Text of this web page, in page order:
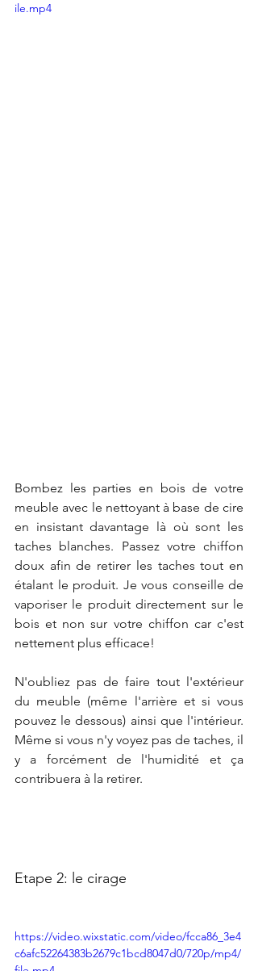
ile.mp4
Bombez les parties en bois de votre
meuble avec le nettoyant à base de cire
en insistant davantage là où sont les
taches blanches. Passez votre chiffon
doux afin de retirer les taches tout en
étalant le produit. Je vous conseille de
vaporiser le produit directement sur le
bois et non sur votre chiffon car c'est
nettement plus efficace!
N'oubliez pas de faire tout l'extérieur
du meuble (même l'arrière et si vous
pouvez le dessous) ainsi que l'intérieur.
Même si vous n'y voyez pas de taches, il
y a forcément de l'humidité et ça
contribuera à la retirer.
Etape 2: le cirage
https://video.wixstatic.com/video/fcca86_3e4
c6afc52264383b2679c1bcd8047d0/720p/mp4/